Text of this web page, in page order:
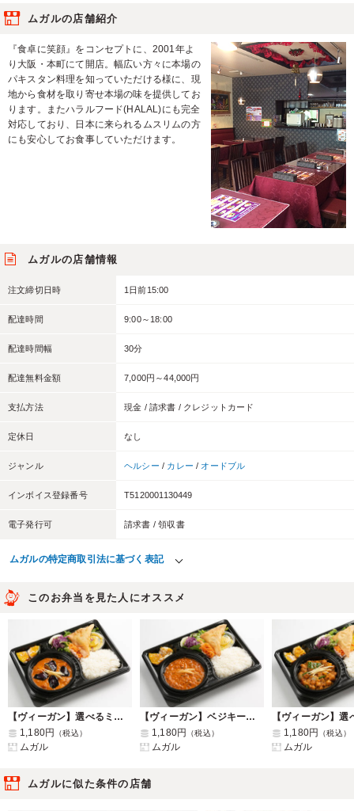
ムガルの店舗紹介
『食卓に笑顔』をコンセプトに、2001年よ
り大阪・本町にて開店。幅広い方々に本場の
パキスタン料理を知っていただける様に、現
地から食材を取り寄せ本場の味を提供してお
ります。またハラルフード(HALAL)にも完全
対応しており、日本に来られるムスリムの方
にも安心してお食事していただけます。
ムガルの店舗情報
注文締切日時 1日前15:00
配達時間 9:00～18:00
配達時間幅 30分
配達無料金額 7,000円～44,000円
支払方法 現金 / 請求書 / クレジットカード
定休日 なし
ジャンル ヘルシー / カレー / オードブル
インボイス登録番号 T5120001130449
電子発行可 請求書 / 領収書
ムガルの特定商取引法に基づく表記
このお弁当を見た人にオススメ
【ヴィーガン】選べるミニカップと茄子とじゃがいも・トマトのゴロゴロカレーセット
1,180円
（税込）
ムガル
【ヴィーガン】ベジキーマカレーセット
1,180円
（税込）
ムガル
1,180円 （税込）
ムガル
ムガルに似た条件の店舗